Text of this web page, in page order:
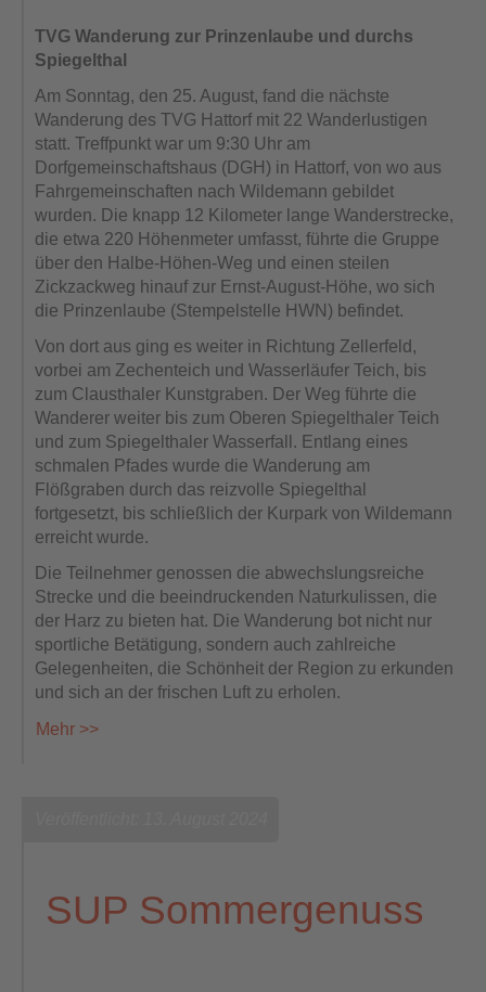
TVG Wanderung zur Prinzenlaube und durchs
Spiegelthal
Am Sonntag, den 25. August, fand die nächste
Wanderung des TVG Hattorf mit 22 Wanderlustigen
statt. Treffpunkt war um 9:30 Uhr am
Dorfgemeinschaftshaus (DGH) in Hattorf, von wo aus
Fahrgemeinschaften nach Wildemann gebildet
wurden. Die knapp 12 Kilometer lange Wanderstrecke,
die etwa 220 Höhenmeter umfasst, führte die Gruppe
über den Halbe-Höhen-Weg und einen steilen
Zickzackweg hinauf zur Ernst-August-Höhe, wo sich
die Prinzenlaube (Stempelstelle HWN) befindet.
Von dort aus ging es weiter in Richtung Zellerfeld,
vorbei am Zechenteich und Wasserläufer Teich, bis
zum Clausthaler Kunstgraben. Der Weg führte die
Wanderer weiter bis zum Oberen Spiegelthaler Teich
und zum Spiegelthaler Wasserfall. Entlang eines
schmalen Pfades wurde die Wanderung am
Flößgraben durch das reizvolle Spiegelthal
fortgesetzt, bis schließlich der Kurpark von Wildemann
erreicht wurde.
Die Teilnehmer genossen die abwechslungsreiche
Strecke und die beeindruckenden Naturkulissen, die
der Harz zu bieten hat. Die Wanderung bot nicht nur
sportliche Betätigung, sondern auch zahlreiche
Gelegenheiten, die Schönheit der Region zu erkunden
und sich an der frischen Luft zu erholen.
Mehr >>
SUP Sommergenuss